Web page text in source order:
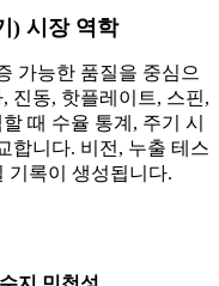
) 시장 역학
가능한 품질을 중심으
진동, 핫플레이트, 스핀,
때 수율 통계, 주기 시
합니다. 비전, 누출 테스
기록이 생성됩니다.